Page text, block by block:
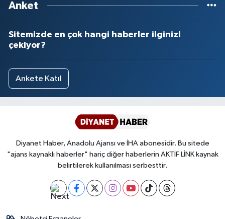
Anket
Sitemizde en çok hangi haberler ilginizi
çekiyor?
Ankete Katıl
Diyanet Haber, Anadolu Ajansı ve İHA abonesidir. Bu sitede
"ajans kaynaklı haberler" hariç diğer haberlerin AKTİF LİNK kaynak
belirtilerek kullanılması serbesttir.